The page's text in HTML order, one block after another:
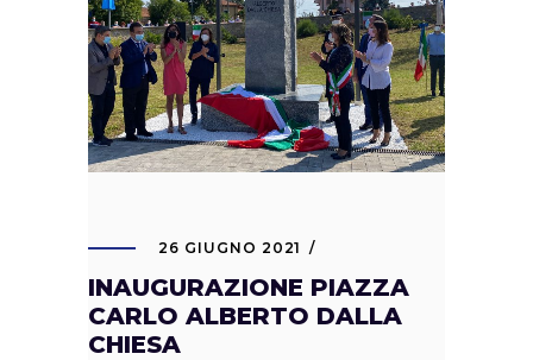
26 GIUGNO 2021
INAUGURAZIONE PIAZZA
CARLO ALBERTO DALLA
CHIESA